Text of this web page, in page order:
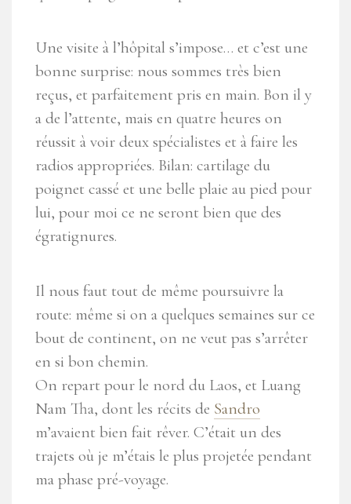
Une visite à l’hôpital s’impose… et c’est une
bonne surprise: nous sommes très bien
reçus, et parfaitement pris en main. Bon il y
a de l’attente, mais en quatre heures on
réussit à voir deux spécialistes et à faire les
radios appropriées. Bilan: cartilage du
poignet cassé et une belle plaie au pied pour
lui, pour moi ce ne seront bien que des
égratignures.
Il nous faut tout de même poursuivre la
route: même si on a quelques semaines sur ce
bout de continent, on ne veut pas s’arrêter
en si bon chemin.
On repart pour le nord du Laos, et Luang
Nam Tha, dont les récits de Sandro
m’avaient bien fait rêver. C’était un des
trajets où je m’étais le plus projetée pendant
ma phase pré-voyage.